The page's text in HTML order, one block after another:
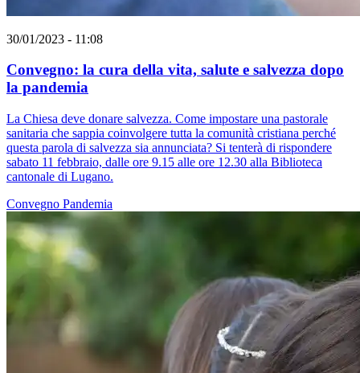
30/01/2023 - 11:08
Convegno: la cura della vita, salute e salvezza dopo
la pandemia
La Chiesa deve donare salvezza. Come impostare una pastorale
sanitaria che sappia coinvolgere tutta la comunità cristiana perché
questa parola di salvezza sia annunciata? Si tenterà di rispondere
sabato 11 febbraio, dalle ore 9.15 alle ore 12.30 alla Biblioteca
cantonale di Lugano.
Convegno Pandemia